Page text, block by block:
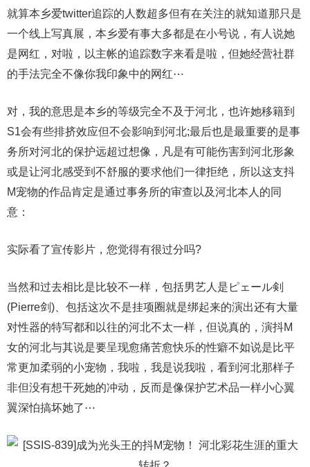
就算本乡爱twitter追踪的人数超多但有在关注的就知道那只是
一个线上写真展，本乡爱有事大多都是在小号说，有人说她
是网红，对啦，以主帐的追踪数字来看是啦，但她经营社群
的手法完全不像你我印象中的网红⋯
对，我的意思是本乡的等级完全不及于河北，也许她移籍到
S1会有些排挤效应但不会影响到河北;最后也是最重要的是事
务所对河北的保护远超过想像，凡是有可能伤害到河北形象
或是让河北感受到不舒服的要求他们一律拒绝，所以这支抖
M宠物的作品肯定是通过事务所的审查以及河北本人的同
意：
实际看了宣传影片，您觉得有很过分吗?
当然和过去相比是比较不一样，包括男艺人是ピェール剣
(Pierre剑)、包括这次不是挂项圈就是绑起来的演出还有大量
对性器的特写都和以往的河北不太一样，但说真的，演抖M
女的河北与其说是要呈现愈痛苦愈快乐的性癖不如说是比平
常更加柔弱的小宠物，我啦，我是说我啦，看到河北那样子
非但没有想干死她的冲动，反而是像保护艺术品一样小心翼
翼深怕搞坏她了⋯